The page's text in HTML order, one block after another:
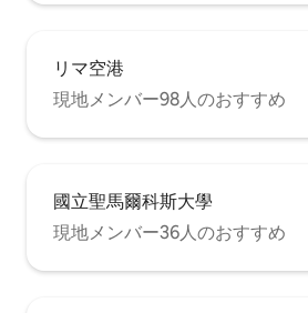
リマ空港
現地メンバー98人のおすすめ
國立聖馬爾科斯大學
現地メンバー36人のおすすめ